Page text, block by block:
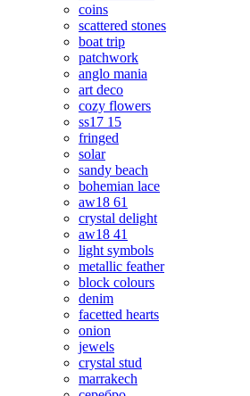
coins
scattered stones
boat trip
patchwork
anglo mania
art deco
cozy flowers
ss17 15
fringed
solar
sandy beach
bohemian lace
aw18 61
crystal delight
aw18 41
light symbols
metallic feather
block colours
denim
facetted hearts
onion
jewels
crystal stud
marrakech